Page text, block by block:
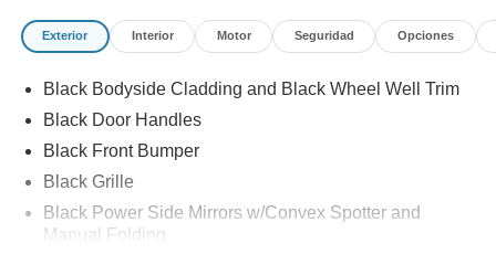
Exterior Interior Motor Seguridad Opciones
Black Bodyside Cladding and Black Wheel Well Trim
Black Door Handles
Black Front Bumper
Black Grille
Black Power Side Mirrors w/Convex Spotter and
Manual Folding